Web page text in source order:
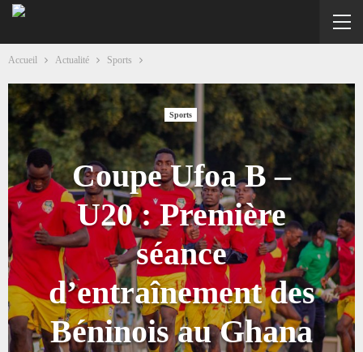
Accueil Actualité Sports
Sports
Coupe Ufoa B –
U20 : Première
séance
d’entraînement des
Béninois au Ghana